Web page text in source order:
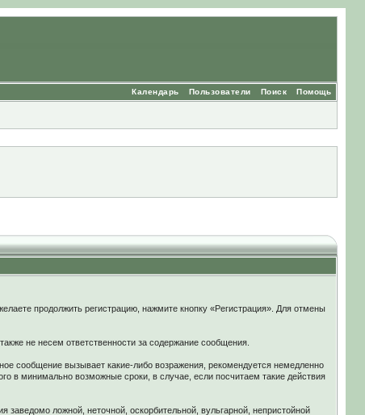
Помощь
Поиск
Пользователи
Календарь
продолжить регистрацию, нажмите кнопку «Регистрация». Для отмены
не несем ответственности за содержание сообщения.
сообщение вызывает какие-либо возражения, рекомендуется немедленно
в минимально возможные сроки, в случае, если посчитаем такие действия
ложной, неточной, оскорбительной, вульгарной, непристойной